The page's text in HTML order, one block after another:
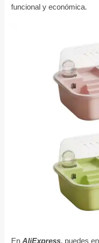
funcional y económica.
En AliExpress, puedes